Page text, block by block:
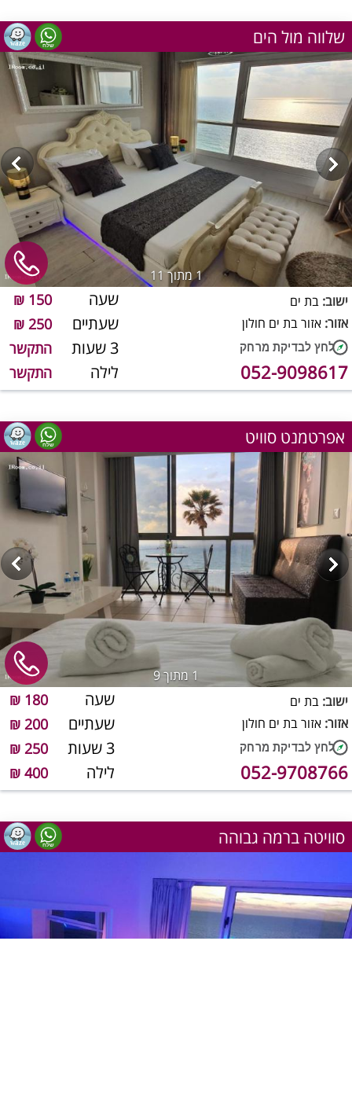
שלווה מול הים
1מתוך 11
שעה 150 ₪
שעתיים 250 ₪
3 שעות התקשר
לילה התקשר
ישוב: בת ים
אזור: אזור בת ים חולון
052-9098617
אפרטמנט סוויט
1 מתוך 9
שעה 180 ₪
שעתיים 200 ₪
3 שעות 250 ₪
לילה 400 ₪
ישוב: בת ים
אזור: אזור בת ים חולון
052-9708766
סוויטה ברמה גבוהה